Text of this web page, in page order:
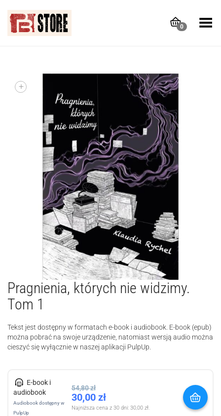
0
Toggle Menu
+
Pragnienia, których nie widzimy.
Tom 1
Tekst jest dostępny w formatach e-book i audiobook. E-book (epub)
można pobrać na swoje urządzenie, natomiast wersją audio można
cieszyć się wyłącznie w naszej aplikacji PulpUp.
E-book i
audiobook
Audiobook dostępny w
PulpUp
54,80zł
30,00 zł
Najniższa cena z 30 dni: 30,00 zł.